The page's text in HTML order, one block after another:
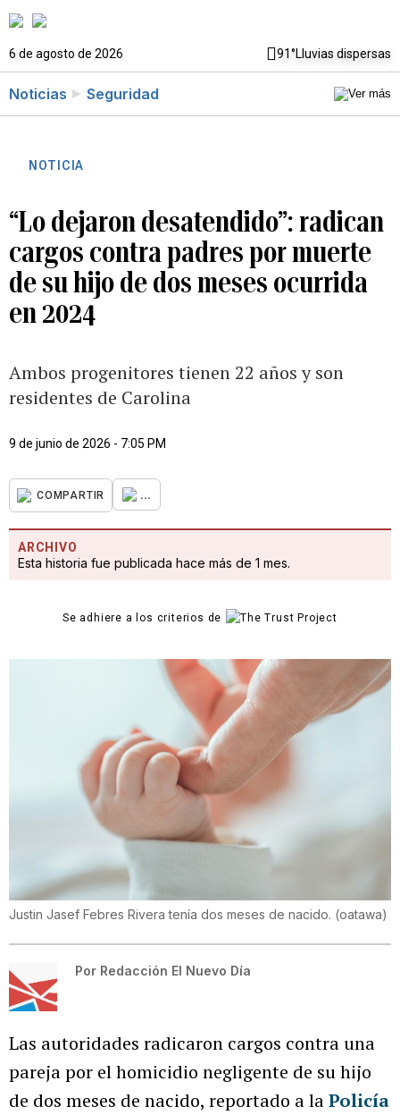
6 de agosto de 2026 91°Lluvias dispersas
Noticias Seguridad
NOTICIA
“Lo dejaron desatendido”: radican
cargos contra padres por muerte
de su hijo de dos meses ocurrida
en 2024
Ambos progenitores tienen 22 años y son
residentes de Carolina
9 de junio de 2026 - 7:05 PM
COMPARTIR ...
ARCHIVO
Esta historia fue publicada hace más de 1 mes.
Se adhiere a los criterios de
Justin Jasef Febres Rivera tenía dos meses de nacido. (oatawa)
Por Redacción El Nuevo Día
Las autoridades radicaron cargos contra una
pareja por el homicidio negligente de su hijo
de dos meses de nacido, reportado a laPolicía